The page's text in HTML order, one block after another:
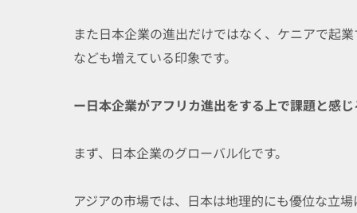
また日本企業の進出だけではなく、ケニアで起
なども増えている印象です。
ー日本企業がアフリカ進出をする上で課題と感
まず、日本企業のグローバル化です。
アジアの市場では、日本は地理的にも優位な立